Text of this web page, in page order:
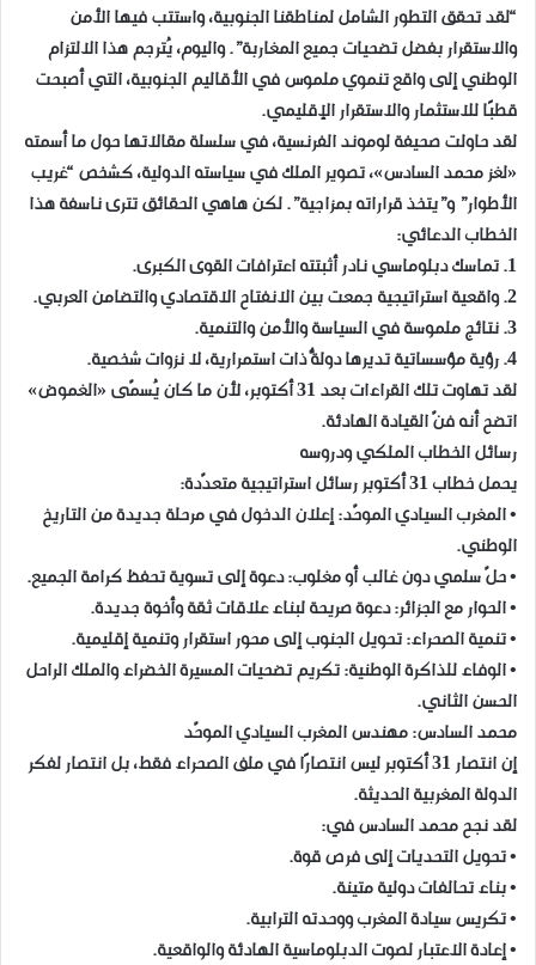
“لقد تحقق التطور الشامل لمناطقنا الجنوبية، واستتب فيها الأمن
والاستقرار بفضل تضحيات جميع المغاربة”. واليوم، يُترجم هذا الالتزام
الوطني إلى واقع تنموي ملموس في الأقاليم الجنوبية، التي أصبحت
قطبًا للاستثمار والاستقرار الإقليمي.
لقد حاولت صحيفة لوموند الفرنسية، في سلسلة مقالاتها حول ما أسمته
«لغز محمد السادس»، تصوير الملك في سياسته الدولية، كشخص “غريب
الأطوار” و”يتخذ قراراته بمزاجية”. لكن هاهي الحقائق تترى ناسفة هذا
الخطاب الدعائي:
1. تماسك دبلوماسي نادر أثبتته اعترافات القوى الكبرى.
2. واقعية استراتيجية جمعت بين الانفتاح الاقتصادي والتضامن العربي.
3. نتائج ملموسة في السياسة والأمن والتنمية.
4. رؤية مؤسساتية تديرها دولةٌ ذات استمرارية، لا نزوات شخصية.
لقد تهاوت تلك القراءات بعد 31 أكتوبر، لأن ما كان يُسمّى «الغموض»
اتضح أنه فنّ القيادة الهادئة.
رسائل الخطاب الملكي ودروسه
يحمل خطاب 31 أكتوبر رسائل استراتيجية متعدّدة:
• المغرب السيادي الموحّد: إعلان الدخول في مرحلة جديدة من التاريخ
الوطني.
• حلّ سلمي دون غالب أو مغلوب: دعوة إلى تسوية تحفظ كرامة الجميع.
• الحوار مع الجزائر: دعوة صريحة لبناء علاقات ثقة وأخوة جديدة.
• تنمية الصحراء: تحويل الجنوب إلى محور استقرار وتنمية إقليمية.
• الوفاء للذاكرة الوطنية: تكريم تضحيات المسيرة الخضراء والملك الراحل
الحسن الثاني.
محمد السادس: مهندس المغرب السيادي الموحّد
إن انتصار 31 أكتوبر ليس انتصارًا في ملف الصحراء فقط، بل انتصار لفكر
الدولة المغربية الحديثة.
لقد نجح محمد السادس في:
• تحويل التحديات إلى فرص قوة.
• بناء تحالفات دولية متينة.
• تكريس سيادة المغرب ووحدته الترابية.
• إعادة الاعتبار لصوت الدبلوماسية الهادئة والواقعية.